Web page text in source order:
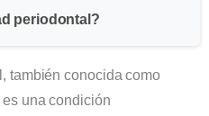
periodontal?
también conocida como
una condición